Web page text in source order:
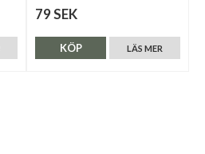
79 SEK
LÄS MER
KÖP